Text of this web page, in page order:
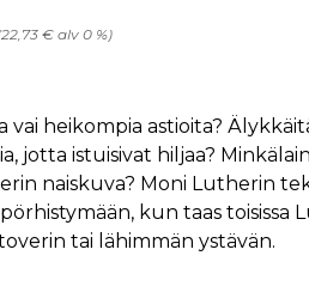
€ alv 0 %)
vai heikompia astioita?
jotta istuisivat hiljaa?
naiskuva? Moni Lutherin
kun taas toisissa
tai lähimmän ystävän.